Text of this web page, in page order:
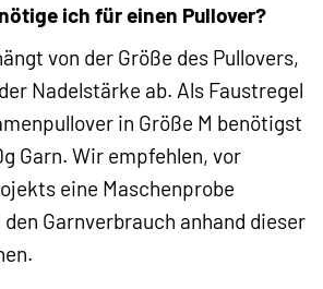
ich für einen Pullover?
von der Größe des Pullovers,
Nadelstärke ab. Als Faustregel
in Größe M benötigst
Garn. Wir empfehlen, vor
eine Maschenprobe
Garnverbrauch anhand dieser